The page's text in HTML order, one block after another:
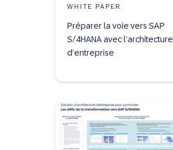
WHITE PAPER
Préparer la voie vers SAP
S/4HANA avec l’architecture
d’entreprise